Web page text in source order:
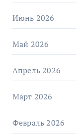
Июнь 2026
Май 2026
Апрель 2026
Март 2026
Февраль 2026